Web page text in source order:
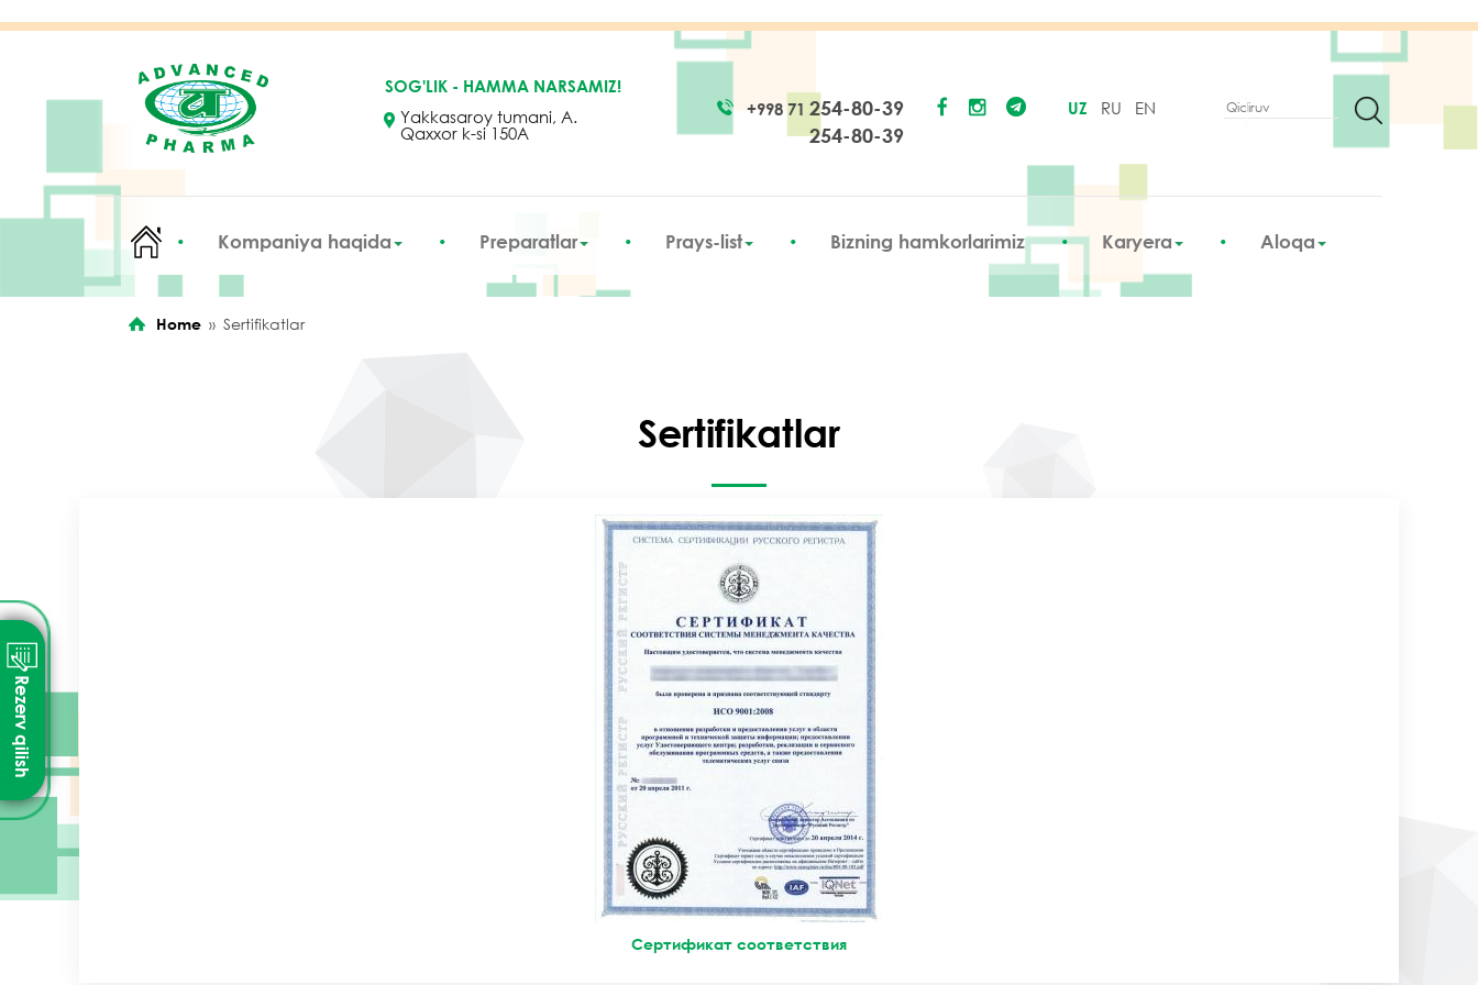
SOG'LIK - HAMMA NARSAMIZ!
Yakkasaroy tumani, A.
Qaxxor k-si 150A
+998 71 254-80-39
254-80-39
UZ RU EN
Search
Qidiruv
Kompaniya haqida Preparatlar Prays-list Bizning hamkorlarimiz Karyera Aloqa
Home » Sertifikatlar
Sertifikatlar
Сертификат соответствия
Rezerv qilish